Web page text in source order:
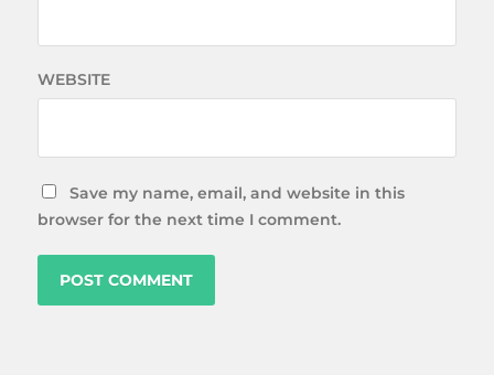
WEBSITE
Save my name, email, and website in this
browser for the next time I comment.